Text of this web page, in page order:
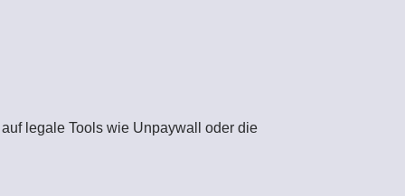
legale Tools wie Unpaywall oder die